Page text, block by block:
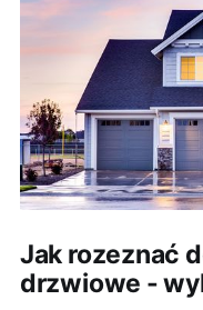
Jak rozeznać
drzwiowe -